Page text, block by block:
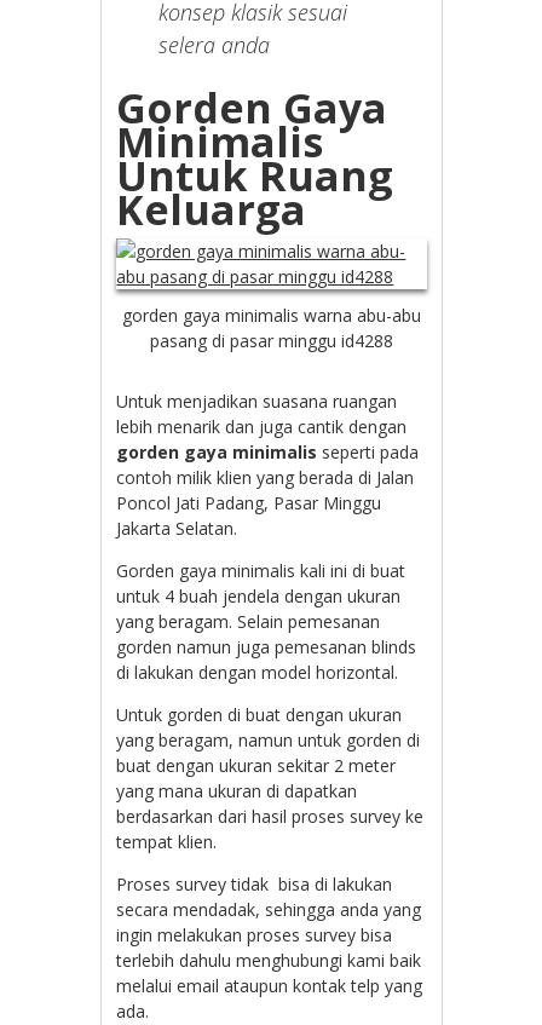
konsep klasik sesuai
selera anda
Gorden Gaya
Minimalis
Untuk Ruang
Keluarga
gorden gaya minimalis warna abu-abu
pasang di pasar minggu id4288
Untuk menjadikan suasana ruangan
lebih menarik dan juga cantik dengan
gorden gaya minimalis seperti pada
contoh milik klien yang berada di Jalan
Poncol Jati Padang, Pasar Minggu
Jakarta Selatan.
Gorden gaya minimalis kali ini di buat
untuk 4 buah jendela dengan ukuran
yang beragam. Selain pemesanan
gorden namun juga pemesanan blinds
di lakukan dengan model horizontal.
Untuk gorden di buat dengan ukuran
yang beragam, namun untuk gorden di
buat dengan ukuran sekitar 2 meter
yang mana ukuran di dapatkan
berdasarkan dari hasil proses survey ke
tempat klien.
Proses survey tidak bisa di lakukan
secara mendadak, sehingga anda yang
ingin melakukan proses survey bisa
terlebih dahulu menghubungi kami baik
melalui email ataupun kontak telp yang
ada.